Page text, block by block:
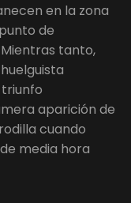
en la zona
de
Mientras tanto,
triunfo
aparición de
cuando
media hora